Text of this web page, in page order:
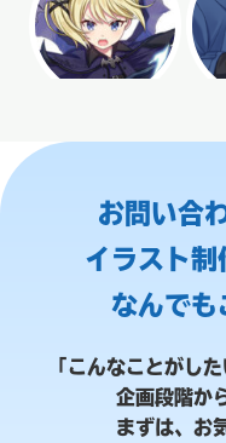
お問い合
イラスト制
なんでも
「こんなことがし
企画段階か
まずは、お